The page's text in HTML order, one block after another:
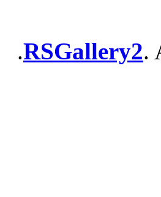
RSGallery2.